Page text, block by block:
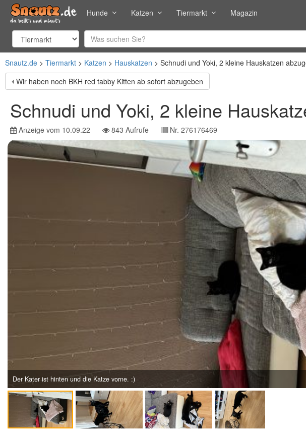
Hunde Katzen Tiermarkt Magazin
Snautz.de Tiermarkt Katzen Hauskatzen
Schnudi und Yoki, 2 kleine Hauskatzen
Wir haben noch BKH red tabby Kitten ab sofort abzugeben
Schnudi und Yoki, 2 kleine
Anzeige vom 10.09.22 843 Aufrufe Nr. 276176469
Der Kater ist hinten und die Katze vorne. :)